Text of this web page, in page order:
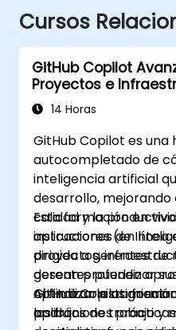
Cursos
GitHub Copilot
Proyectos e
14 Horas
GitHub Copilot es
autocompletado de
inteligencia artificial
desarrollo,
calidad y la
aplicaciones de
proyectos,
gerentes pueden
optimizar la
los flujos de trabajo y
Esta formación en
instructores (en línea
dirigida a gerentes de
desean profundizar
GitHub Copilot
aplicaciones
Al finalizar esta
podrán: